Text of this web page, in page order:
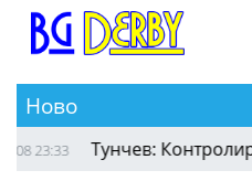
Ново
08.08 23:40 Луканов: Имаме